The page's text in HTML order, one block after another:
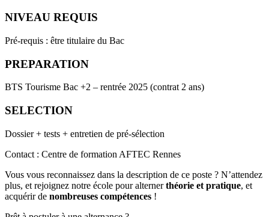
NIVEAU REQUIS
Pré-requis : être titulaire du Bac
PREPARATION
BTS Tourisme Bac +2 – rentrée 2025 (contrat 2 ans)
SELECTION
Dossier + tests + entretien de pré-sélection
Contact : Centre de formation AFTEC Rennes
Vous vous reconnaissez dans la description de ce poste ? N’attendez
plus, et rejoignez notre école pour alternerthéorie et pratique, et
acquérir de nombreuses compétences !